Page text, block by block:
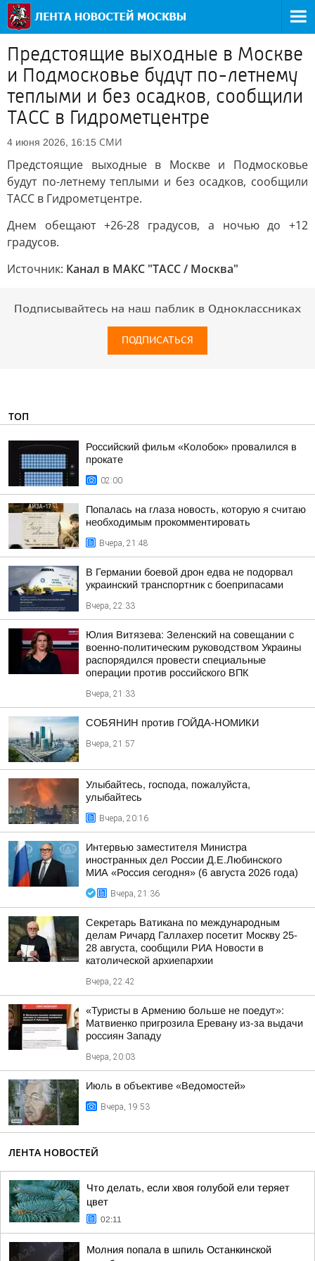
Предстоящие выходные в Москве
и Подмосковье будут по-летнему
теплыми и без осадков, сообщили
ТАСС в Гидрометцентре
4 июня 2026, 16:15 СМИ
Предстоящие выходные в Москве и Подмосковье
будут по-летнему теплыми и без осадков, сообщили
ТАСС в Гидрометцентре.
Днем обещают +26-28 градусов, а ночью до +12
градусов.
Источник: Канал в МАКС "ТАСС / Москва"
Подписывайтесь на наш паблик в Одноклассниках
ПОДПИСАТЬСЯ
ТОП
Российский фильм «Колобок» провалился в
прокате
02:00
Попалась на глаза новость, которую я считаю
необходимым прокомментировать
Вчера, 21:48
В Германии боевой дрон едва не подорвал
украинский транспортник с боеприпасами
Вчера, 22:33
Юлия Витязева: Зеленский на совещании с
военно-политическим руководством Украины
распорядился провести специальные
операции против российского ВПК
Вчера, 21:33
СОБЯНИН против ГОЙДА-НОМИКИ
Вчера, 21:57
Улыбайтесь, господа, пожалуйста,
улыбайтесь
Вчера, 20:16
Интервью заместителя Министра
иностранных дел России Д.Е.Любинского
МИА «Россия сегодня» (6 августа 2026 года)
Вчера, 21:36
Секретарь Ватикана по международным
делам Ричард Галлахер посетит Москву 25-
28 августа, сообщили РИА Новости в
католической архиепархии
Вчера, 22:42
«Туристы в Армению больше не поедут»:
Матвиенко пригрозила Еревану из-за выдачи
россиян Западу
Вчера, 20:03
Июль в объективе «Ведомостей»
Вчера, 19:53
ЛЕНТА НОВОСТЕЙ
Что делать, если хвоя голубой ели теряет
цвет
02:11
Молния попала в шпиль Останкинской